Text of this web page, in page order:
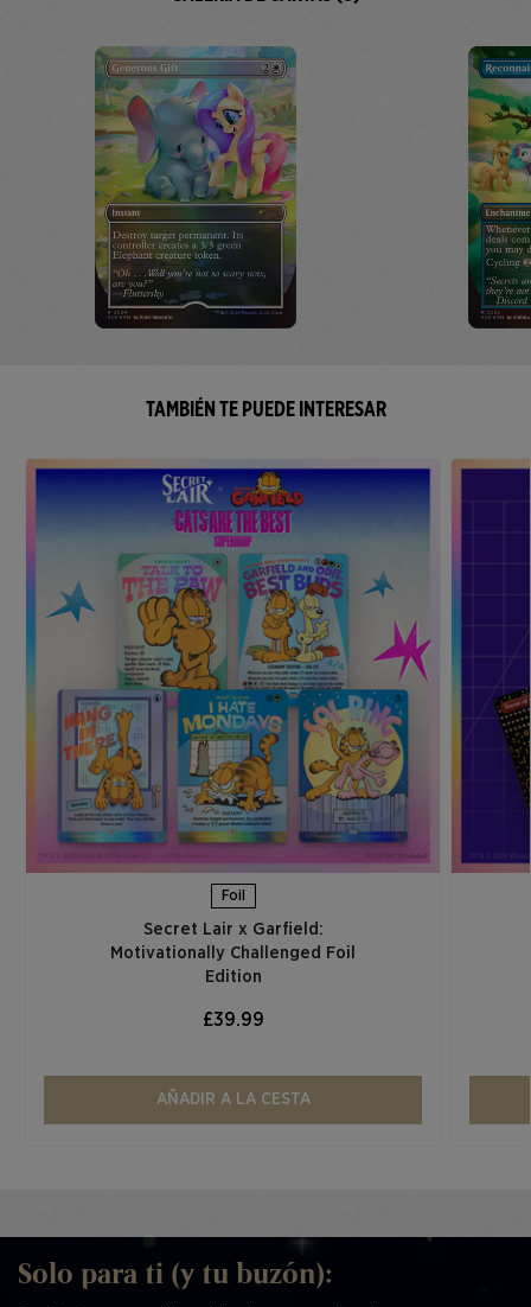
TAMBIÉN TE PUEDE INTERESAR
Foil
Secret Lair x Garfield:
Motivationally Challenged Foil
Edition​
£39.99
AÑADIR A LA CESTA
Solo para ti (y tu buzón):